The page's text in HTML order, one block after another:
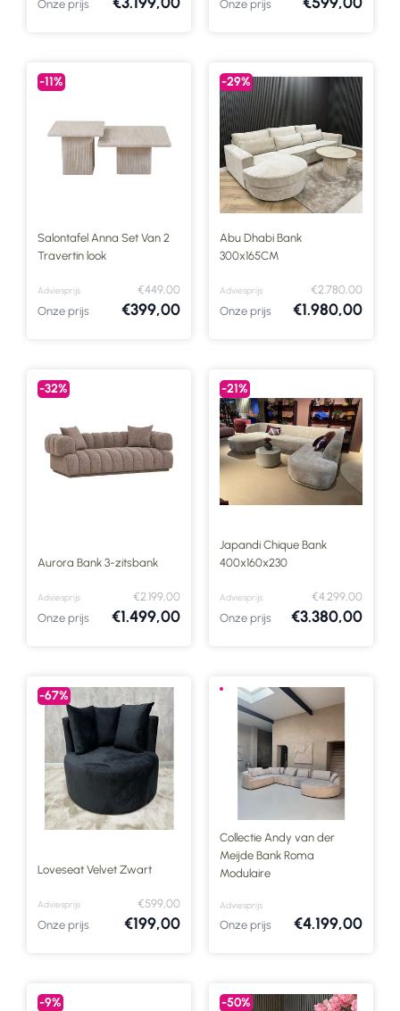
Onze prijs Onze prijs
-11%
Salontafel Anna Set Van 2
Travertin look
Adviesprijs
€449,00
Onze prijs
€399,00
-29%
Abu Dhabi Bank
300x165CM
Adviesprijs
€2.780,00
Onze prijs
€1.980,00
-32%
Aurora Bank 3-zitsbank
Adviesprijs
€2.199,00
Onze prijs
€1.499,00
-21%
Japandi Chique Bank
400x160x230
Adviesprijs
€4.299,00
Onze prijs
€3.380,00
-67%
Loveseat Velvet Zwart
Adviesprijs
€599,00
Onze prijs
€199,00
Collectie Andy van der
Meijde Bank Roma
Modulaire
Adviesprijs
Onze prijs €4.199,00
-9% -50%